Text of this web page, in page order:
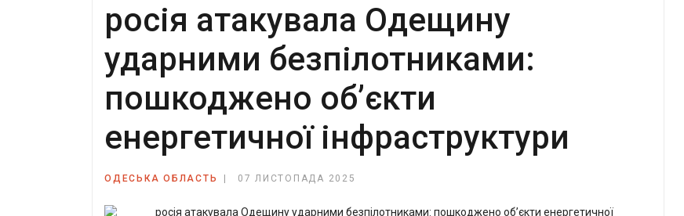
росія атакувала Одещину
ударними безпілотниками:
пошкоджено об’єкти
енергетичної інфраструктури
ОДЕСЬКА ОБЛАСТЬ 07 ЛИСТОПАДА 2025